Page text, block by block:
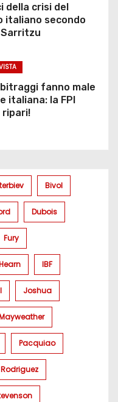
della crisi del
italiano secondo
fanno male
italiana: la FPI
ripari!
Bivol
Dubois
Fury
IBF
Joshua
Pacquiao
Rodriguez